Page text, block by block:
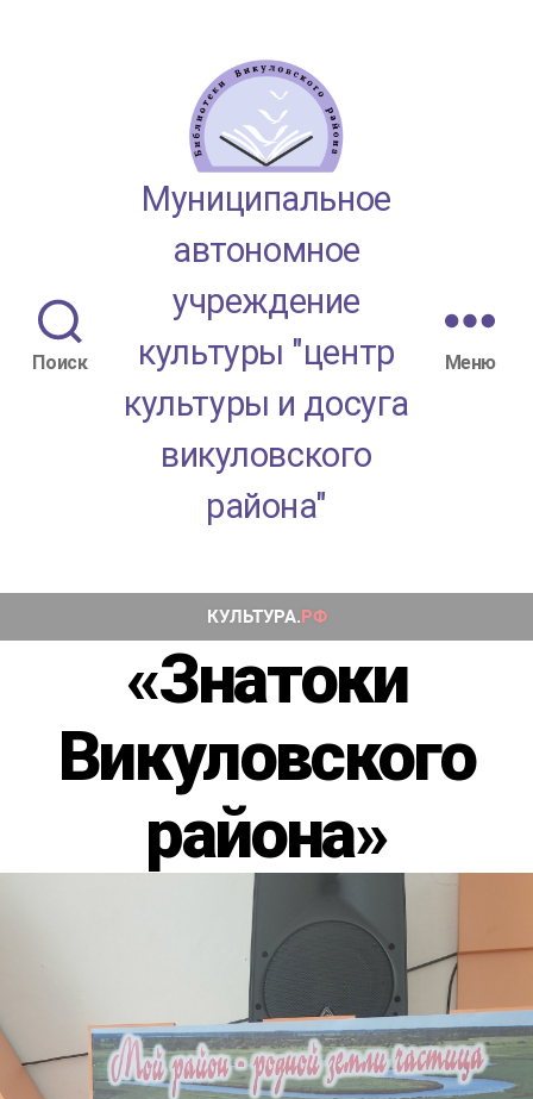
Поиск
МАУК
"ЦКД
района"
Муниципальное
автономное
учреждение
культуры "центр
культуры и досуга
викуловского
района"
Меню
«Знатоки
Викуловского
района»